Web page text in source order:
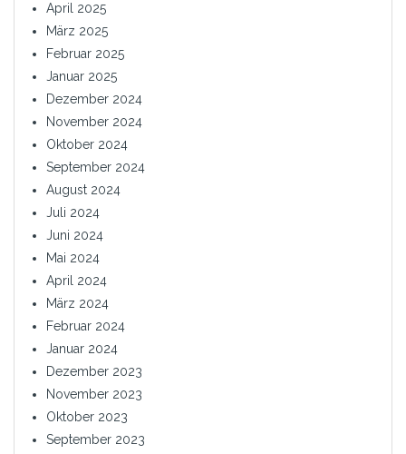
April 2025
März 2025
Februar 2025
Januar 2025
Dezember 2024
November 2024
Oktober 2024
September 2024
August 2024
Juli 2024
Juni 2024
Mai 2024
April 2024
März 2024
Februar 2024
Januar 2024
Dezember 2023
November 2023
Oktober 2023
September 2023